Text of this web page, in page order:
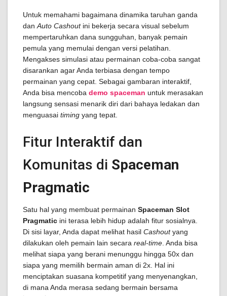
Untuk memahami bagaimana dinamika taruhan ganda
dan Auto Cashoutini bekerja secara visual sebelum
mempertaruhkan dana sungguhan, banyak pemain
pemula yang memulai dengan versi pelatihan.
Mengakses simulasi atau permainan coba-coba sangat
disarankan agar Anda terbiasa dengan tempo
permainan yang cepat. Sebagai gambaran interaktif,
Anda bisa mencoba demo spaceman untuk merasakan
langsung sensasi menarik diri dari bahaya ledakan dan
menguasai timing yang tepat.
Fitur Interaktif dan
Komunitas di Spaceman
Pragmatic
Satu hal yang membuat permainan Spaceman Slot
Pragmatic ini terasa lebih hidup adalah fitur sosialnya.
Di sisi layar, Anda dapat melihat hasil Cashoutyang
dilakukan oleh pemain lain secara real-time . Anda bisa
melihat siapa yang berani menunggu hingga 50x dan
siapa yang memilih bermain aman di 2x. Hal ini
menciptakan suasana kompetitif yang menyenangkan,
di mana Anda merasa sedang bermain bersama